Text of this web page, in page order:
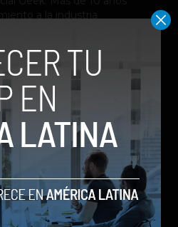
a la industria
Magazine y Forbes en